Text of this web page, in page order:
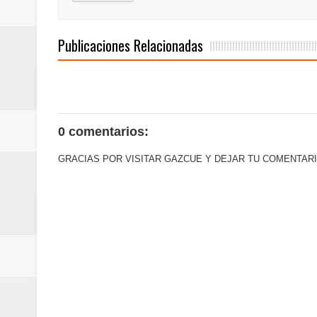
Publicaciones Relacionadas
0 comentarios:
GRACIAS POR VISITAR GAZCUE Y DEJAR TU